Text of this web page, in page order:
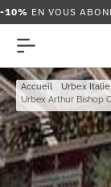
-10% EN VOUS
Accueil - Urbex Italie
Urbex Arthur Bishop